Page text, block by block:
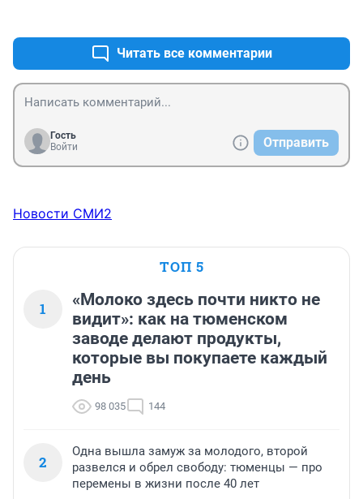
Читать все комментарии
Гость
Войти
Отправить
Новости СМИ2
ТОП 5
1
«Молоко здесь почти никто не
видит»: как на тюменском
заводе делают продукты,
которые вы покупаете каждый
день
98 035 144
2
Одна вышла замуж за молодого, второй
развелся и обрел свободу: тюменцы — про
перемены в жизни после 40 лет